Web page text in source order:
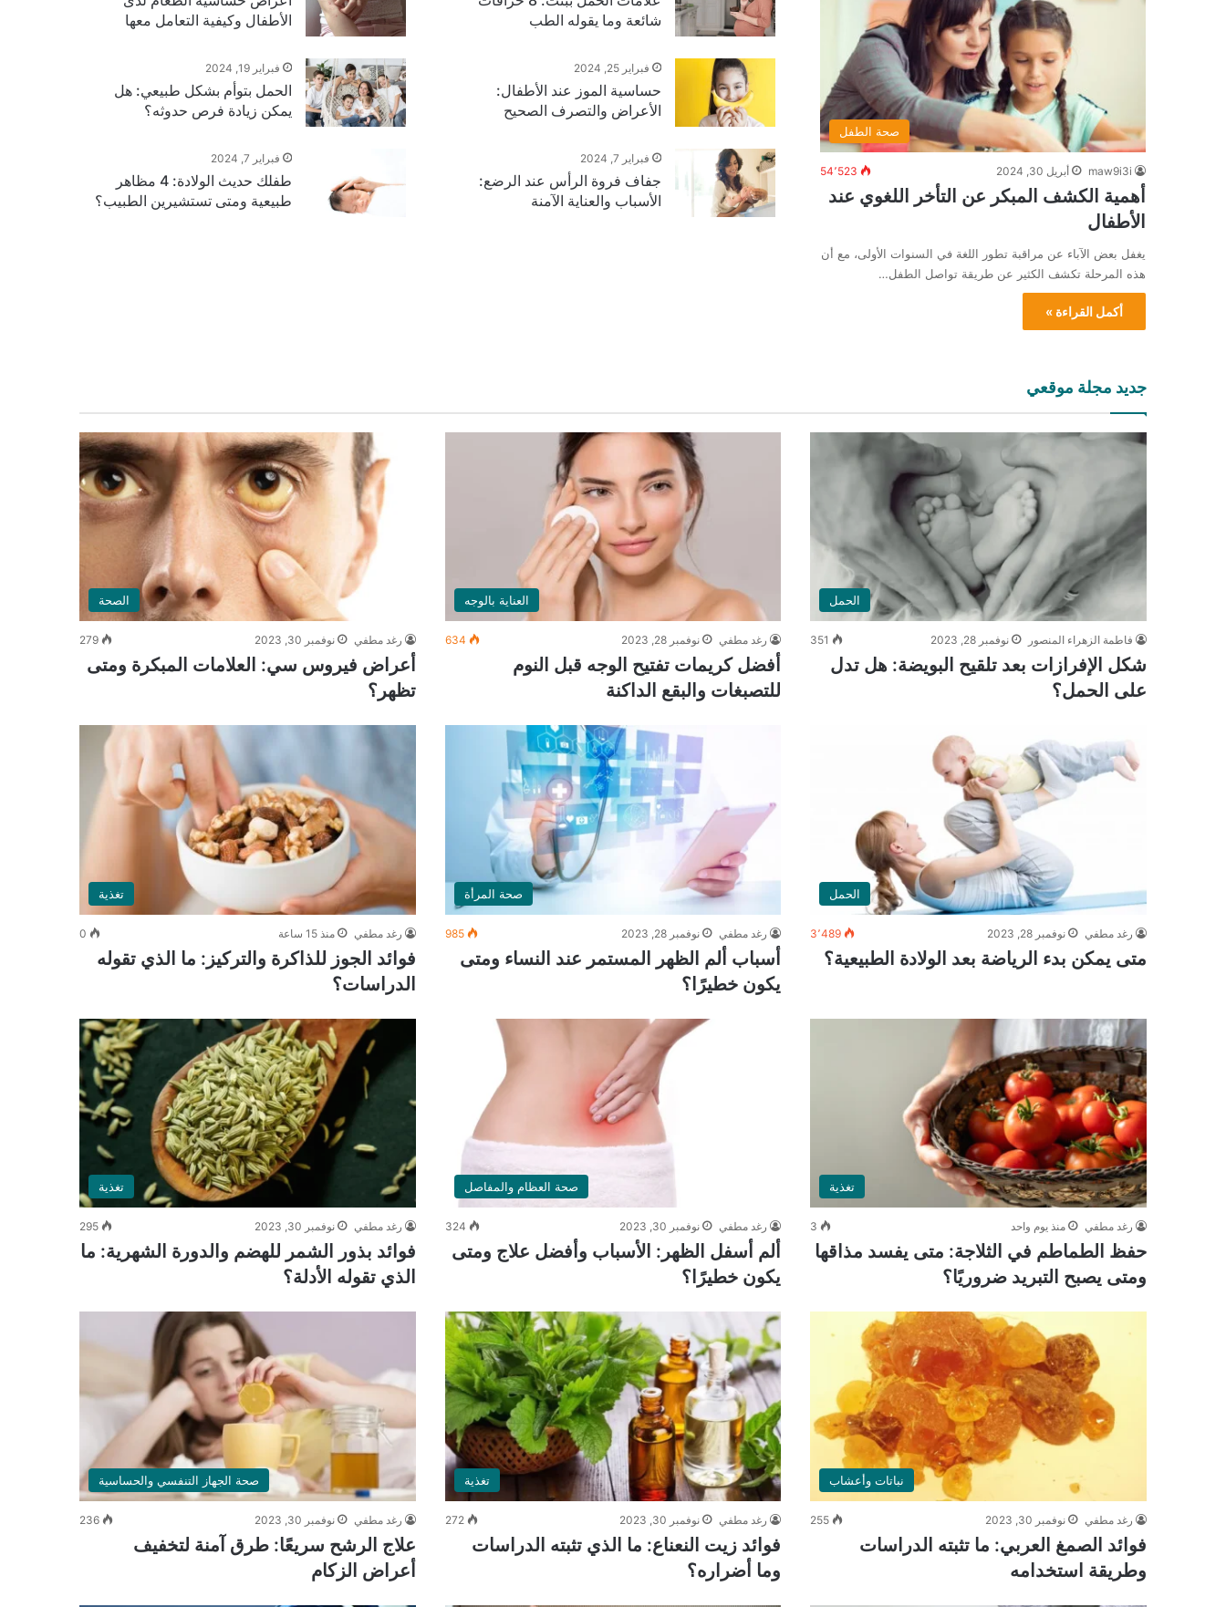
صحة الطفل
maw9i3i أبريل 30, 2024 54٬523
أهمية الكشف المبكر عن التأخر اللغوي عند
الأطفال
يغفل بعض الآباء عن مراقبة تطور اللغة في السنوات الأولى، مع أن
هذه المرحلة تكشف الكثير عن طريقة تواصل الطفل…
أكمل القراءة »
شائعة وما يقوله الطب
الأطفال وكيفية التعامل معها
فبراير 25, 2024
حساسية الموز عند الأطفال:
الأعراض والتصرف الصحيح
فبراير 19, 2024
الحمل بتوأم بشكل طبيعي: هل
يمكن زيادة فرص حدوثه؟
فبراير 7, 2024
جفاف فروة الرأس عند الرضع:
الأسباب والعناية الآمنة
فبراير 7, 2024
طفلك حديث الولادة: 4 مظاهر
طبيعية ومتى تستشيرين الطبيب؟
جديد مجلة موقعي
الحمل
فاطمة الزهراء المنصور نوفمبر 28, 2023 351
شكل الإفرازات بعد تلقيح البويضة: هل تدل
على الحمل؟
العناية بالوجه
رغد مطفي نوفمبر 28, 2023 634
أفضل كريمات تفتيح الوجه قبل النوم
للتصبغات والبقع الداكنة
الصحة
رغد مطفي نوفمبر 30, 2023 279
أعراض فيروس سي: العلامات المبكرة ومتى
تظهر؟
الحمل
رغد مطفي نوفمبر 28, 2023 3٬489
متى يمكن بدء الرياضة بعد الولادة الطبيعية؟
صحة المرأة
رغد مطفي نوفمبر 28, 2023 985
أسباب ألم الظهر المستمر عند النساء ومتى
يكون خطيرًا؟
تغذية
رغد مطفي منذ 15 ساعة 0
فوائد الجوز للذاكرة والتركيز: ما الذي تقوله
الدراسات؟
تغذية
رغد مطفي منذ يوم واحد 3
حفظ الطماطم في الثلاجة: متى يفسد مذاقها
ومتى يصبح التبريد ضروريًا؟
صحة العظام والمفاصل
رغد مطفي نوفمبر 30, 2023 324
ألم أسفل الظهر: الأسباب وأفضل علاج ومتى
يكون خطيرًا؟
تغذية
رغد مطفي نوفمبر 30, 2023 295
فوائد بذور الشمر للهضم والدورة الشهرية: ما
الذي تقوله الأدلة؟
نباتات وأعشاب
رغد مطفي نوفمبر 30, 2023 255
فوائد الصمغ العربي: ما تثبته الدراسات
وطريقة استخدامه
تغذية
رغد مطفي نوفمبر 30, 2023 272
فوائد زيت النعناع: ما الذي تثبته الدراسات
وما أضراره؟
صحة الجهاز التنفسي والحساسية
رغد مطفي نوفمبر 30, 2023 236
علاج الرشح سريعًا: طرق آمنة لتخفيف
أعراض الزكام